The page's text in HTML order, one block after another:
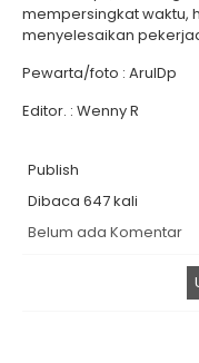
mempersingkat waktu,
menyelesaikan
Pewarta/foto : ArulDp
Editor. : Wenny R
Publish
Dibaca 647 kali
Belum ada Komentar